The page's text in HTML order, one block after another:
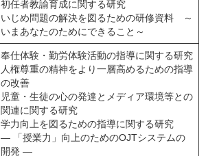
初任者教諭育成に関する研究
いじめ問題の解決を図るための研修資料 ～
いまあなたのためにできること～
奉仕体験・勤労体験活動の指導に関する研究
人権尊重の精神をより一層高めるための指導
の改善
児童・生徒の心の発達とメディア環境等との
関連に関する研究
学力向上を図るための指導に関する研究
― 「授業力」向上のためのOJTシステムの
開発 ―